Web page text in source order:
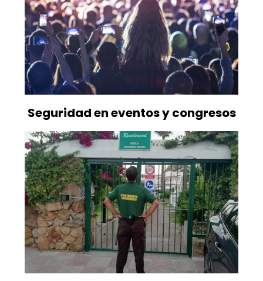
Seguridad en eventos y congresos